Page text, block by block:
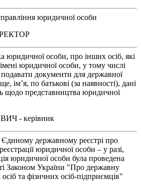
юридичної особи
юридичної особи, про інших осіб, які
юридичної особи, у тому числі
документи для державної
ім’я, по батькові (за наявності), дані
щодо представництва юридичної
- керівник
державному реєстрі про
юридичної особи – у разі,
юридичної особи була проведена
Законом України "Про державну
та фізичних осіб-підприємців"